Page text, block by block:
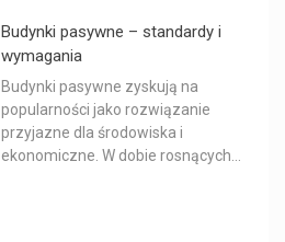
Budynki pasywne – standardy i
wymagania
Budynki pasywne zyskują na
popularności jako rozwiązanie
przyjazne dla środowiska i
ekonomiczne. W dobie rosnących...